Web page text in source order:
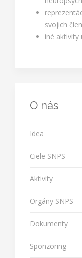
svojich
iné aktivity
O nás
Idea
Ciele SNPS
Aktivity
Orgány SNPS
Dokumenty
Sponzoring